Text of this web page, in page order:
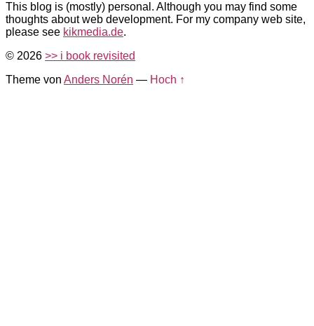
This blog is (mostly) personal. Although you may find some
thoughts about web development. For my company web site,
please see kikmedia.de.
© 2026 >> i book revisited
Theme von Anders Norén — Hoch ↑